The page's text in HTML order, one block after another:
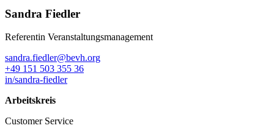
Sandra Fiedler
Referentin Veranstaltungsmanagement
sandra.fiedler@bevh.org
+49 151 503 355 36
in/sandra-fiedler
Arbeitskreis
Customer Service